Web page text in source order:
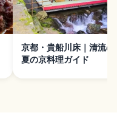
京都・貴船川床｜清流の
夏の京料理ガイド